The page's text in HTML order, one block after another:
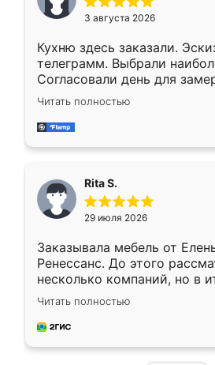
3 августа 2026
Кухню здесь заказали.
телеграмм. Выбрали
Согласовали день для
недели кухня была уже
довольны работой. Спасибо
мебель за качественную
Читать полностью
Rita S.
29 июля 2026
Заказывала мебель от
Ренессанс. До этого
несколько компаний, но в
эту. Сначала обговорили
приехал замерщик, всё
и снял размеры. Изготовили
Читать полностью